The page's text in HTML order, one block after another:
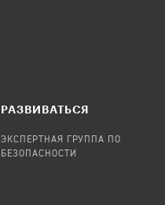
РАЗВИВАТЬСЯ
ЭКСПЕРТНАЯ ГРУППА ПО
БЕЗОПАСНОСТИ